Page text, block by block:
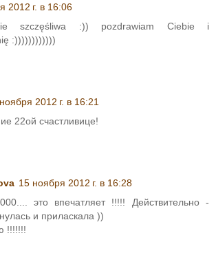
2012 г. в 16:06
szczęśliwa :)) pozdrawiam Ciebie i
:))))))))))))
2012 г. в 16:21
22ой счастливице!
15 ноября 2012 г. в 16:28
это впечатляет !!!!! Действительно -
и приласкала ))
!!!!!!!